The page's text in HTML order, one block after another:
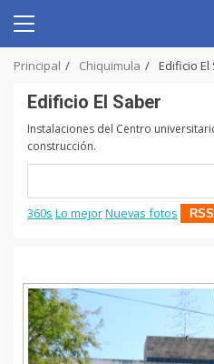
content
Primary
Principal Chiquimula Edificio
Edificio El Saber
Instalaciones del Centro
construcción.
360s Lo mejorNuevas fotos RSS